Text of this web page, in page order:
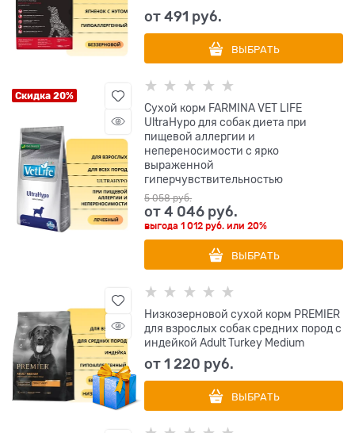
от491 руб.
ВЫБРАТЬ
Скидка 20%
Сухой корм FARMINA VET LIFE
UltraHypo для собак диета при
пищевой аллергии и
непереносимости с ярко
выраженной
гиперчувствительностью
5 058 руб.
от4 046 руб.
выгода1 012 руб. или20%
ВЫБРАТЬ
Низкозерновой сухой корм PREMIER
для взрослых собак средних пород с
индейкой Adult Turkey Medium
от1 220 руб.
ВЫБРАТЬ